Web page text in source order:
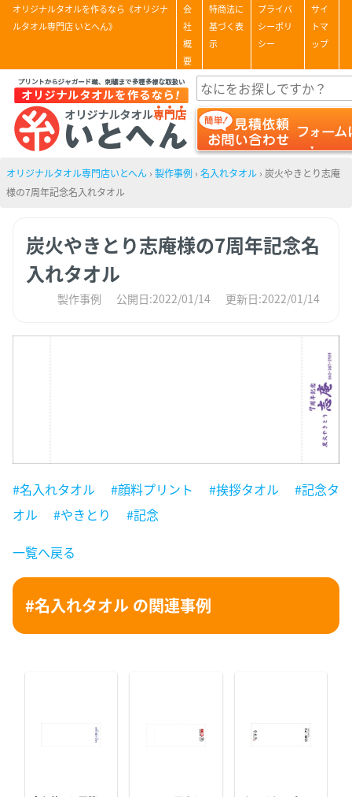
オリジナルタオルを作るなら《オリジナ
ルタオル専門店 いとへん》
会
社
概
要
特商法に
基づく表
示
プライバ
シーポリ
シー
サイ
トマ
ップ
オリジナルタオル専門店いとへん › 製作事例 › 名入れタオル › 炭火やきとり志庵
様の7周年記念名入れタオル
炭火やきとり志庵様の7周年記念名
入れタオル
製作事例 公開日:2022/01/14 更新日:2022/01/14
#名入れタオル #顔料プリント #挨拶タオル
#記念タ
オル
#やきとり
#記念
一覧へ戻る
#名入れタオル の関連事例